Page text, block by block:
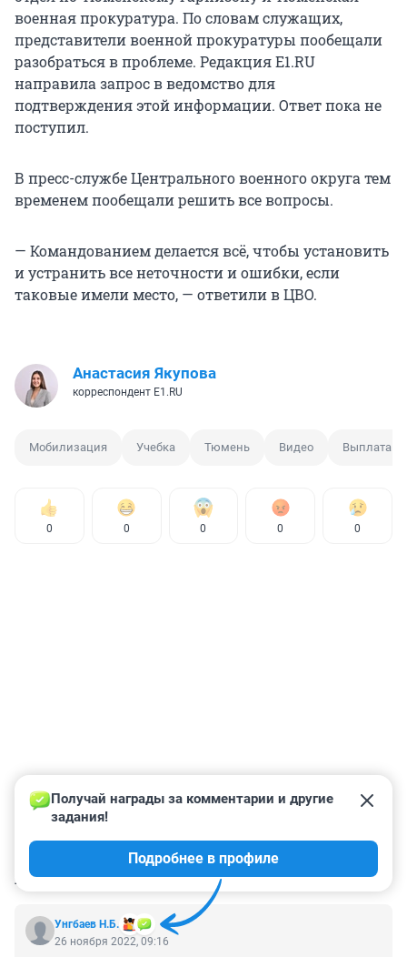
военная прокуратура. По словам служащих,
представители военной прокуратуры пообещали
разобраться в проблеме. Редакция Е1.RU
направила запрос в ведомство для
подтверждения этой информации. Ответ пока не
поступил.
В пресс-службе Центрального военного округа тем
временем пообещали решить все вопросы.
— Командованием делается всё, чтобы установить
и устранить все неточности и ошибки, если
таковые имели место, — ответили в ЦВО.
Анастасия Якупова
корреспондент E1.RU
Мобилизация Учебка Тюмень Видео Выплата
0 0 0 0 0
КОММЕНТАРИИ 8
Унгбаев Н.Б.
Получай награды за комментарии и другие
задания!
Подробнее в профиле
26 ноября 2022, 09:16